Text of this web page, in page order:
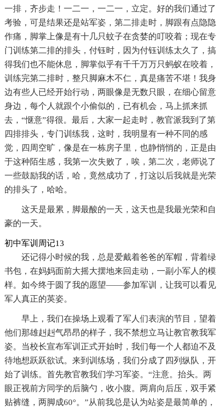
一排，齐步走！一二一，一二一，立定。好的我们通过了
考验，可是结果还是站军姿，第二排走时，脚跟有点隐隐
作痛，脚掌上像是有十几只蚊子在贪婪的叮咬着；现在专
门训练第二排的排头，付钰时，因为付钰训练太久了，搞
得我们也不能休息，脚掌似乎有千千万万只蚂蚁在咬着，
训练完第二排时，整只脚麻木不仁，真是痛苦不堪！我身
边有些人已经开始行动，两眼像是无数只眼，在细心留意
身边，每个人就跟个小偷似的，已有机会，马上抓来抓
去，“惬意”得很。最后，大家一起走时，教官派我到了第
四排排头，专门训练我，这时，我明显有一种不同的感
觉，四周空旷，像是在一栋房子里，也静悄悄的，正是由
于这种陌生感，我第一次失败了，唉，第二次，老师说了
一些鼓励我的话，哈，竟然成功了，打这以后我就是光荣
的排头了，哈哈。
这天是最累，脚最酸的一天，这天也是我最光荣和自
豪的一天。
初中军训周记13
还记得小时候的我，总是爱戴着爸爸的军帽，背着绿
书包，在妈妈面前大摇大摆地来回走动，一副小军人的模
样。如今终于圆了我的愿望——参加军训，让我可以看见
军人真正的英姿。
早上，我们在操场上观看了军人们表演的节目，望着
他们那雄赳赳气昂昂的样子，我不禁想立马让教官教我军
姿。当校长宣布军训正式开始时，我们每一个人都迫不及
待地想跃跃欲试。来到训练场，我们分成了四列纵队，开
始了训练。首先教官教我们学习军姿。“注意。抬头。两
眼正视前方同学的后脑勺，收小腹。两肩向后压，双手紧
贴裤缝，两脚成60°。”从前我总是认为站姿是最简单的，